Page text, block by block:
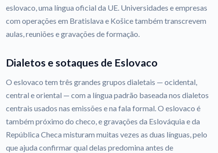
eslovaco, uma língua oficial da UE. Universidades e empresas
com operações em Bratislava e Košice também transcrevem
aulas, reuniões e gravações de formação.
Dialetos e sotaques de Eslovaco
O eslovaco tem três grandes grupos dialetais — ocidental,
central e oriental — com a língua padrão baseada nos dialetos
centrais usados nas emissões e na fala formal. O eslovaco é
também próximo do checo, e gravações da Eslováquia e da
República Checa misturam muitas vezes as duas línguas, pelo
que ajuda confirmar qual delas predomina antes de